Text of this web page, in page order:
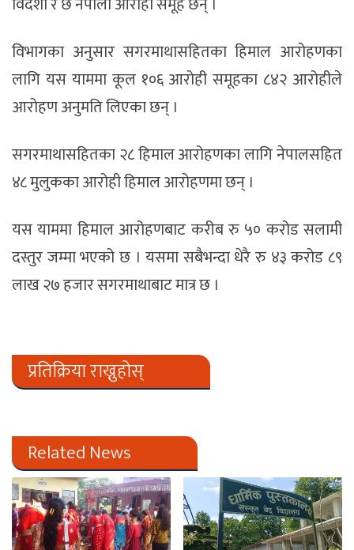
विभागका अनुसार सगरमाथासहितका हिमाल आरोहणका
लागि यस याममा कूल १०६ आरोही समूहका ८४२ आरोहीले
आरोहण अनुमति लिएका छन् ।
सगरमाथासहितका २८ हिमाल आरोहणका लागि नेपालसहित
४८ मुलुकका आरोही हिमाल आरोहणमा छन् ।
यस याममा हिमाल आरोहणबाट करीब रु ५० करोड सलामी
दस्तुर जम्मा भएको छ । यसमा सबैभन्दा धेरै रु ४३ करोड ८९
लाख २७ हजार सगरमाथाबाट मात्र छ ।
प्रतिक्रिया राख्नुहोस्
Related News